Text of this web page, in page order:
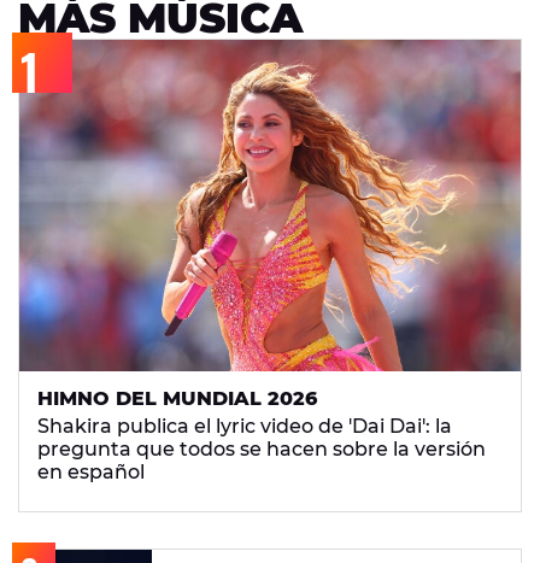
MÁS MÚSICA
HIMNO DEL MUNDIAL 2026
Shakira publica el lyric video de 'Dai Dai': la
pregunta que todos se hacen sobre la versión
en español